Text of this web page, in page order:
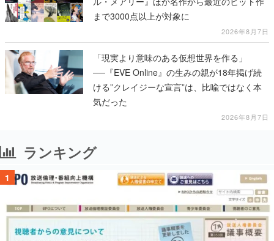
まで3000点以上が対象に
2026年8月7日
「現実より意味のある仮想世界を作る」
──『EVE Online』の生みの親が18年掲げ続
ける”クレイジーな宣言”は、比喩ではなく本
気だった
2026年8月7日
ランキング
1